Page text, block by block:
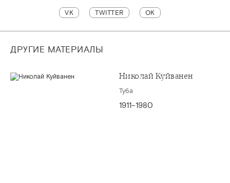
VK TWITTER OK
ДРУГИЕ МАТЕРИАЛЫ
Николай Куйванен
Туба
1911–1980